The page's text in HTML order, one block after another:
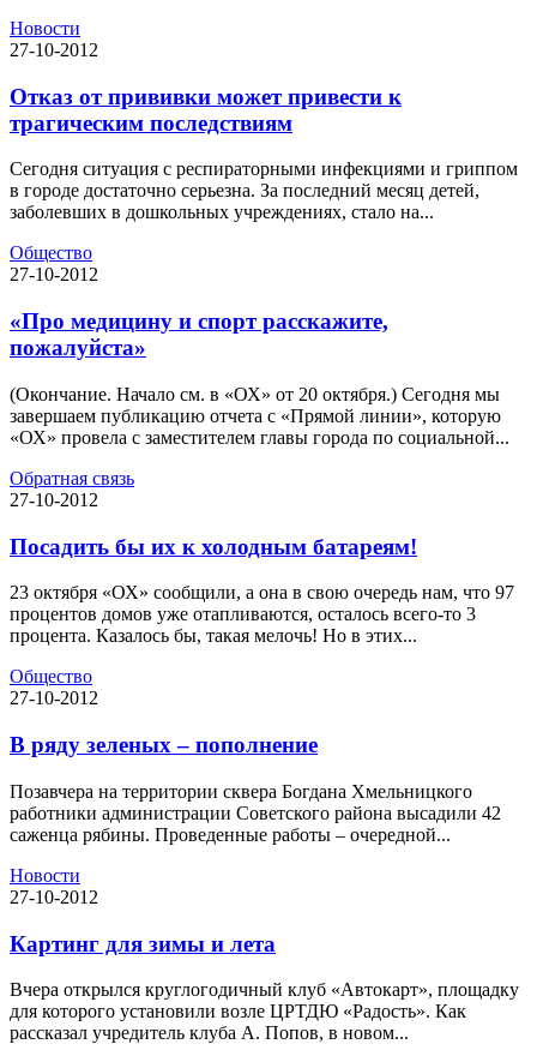
Новости
27-10-2012
Отказ от прививки может привести к
трагическим последствиям
Сегодня ситуация с респираторными инфекциями и гриппом
в городе достаточно серьезна. За последний месяц детей,
заболевших в дошкольных учреждениях, стало на...
Общество
27-10-2012
«Про медицину и спорт расскажите,
пожалуйста»
(Окончание. Начало см. в «ОХ» от 20 октября.) Сегодня мы
завершаем публикацию отчета с «Прямой линии», которую
«ОХ» провела с заместителем главы города по социальной...
Обратная связь
27-10-2012
Посадить бы их к холодным батареям!
23 октября «ОХ» сообщили, а она в свою очередь нам, что 97
процентов домов уже отапливаются, осталось всего-то 3
процента. Казалось бы, такая мелочь! Но в этих...
Общество
27-10-2012
В ряду зеленых – пополнение
Позавчера на территории сквера Богдана Хмельницкого
работники администрации Советского района высадили 42
саженца рябины. Проведенные работы – очередной...
Новости
27-10-2012
Картинг для зимы и лета
Вчера открылся круглогодичный клуб «Автокарт», площадку
для которого установили возле ЦРТДЮ «Радость». Как
рассказал учредитель клуба А. Попов, в новом...